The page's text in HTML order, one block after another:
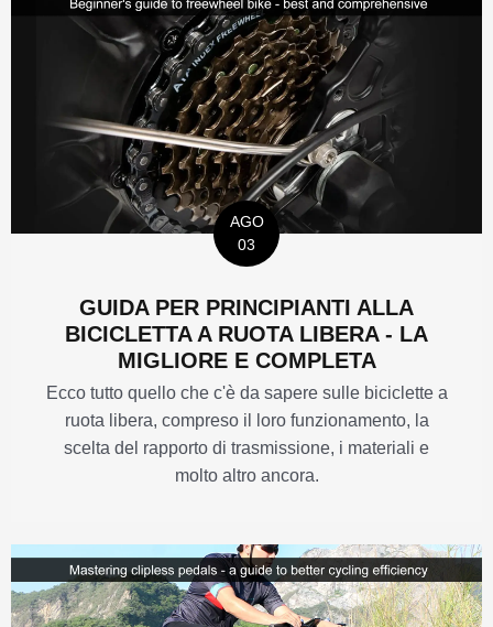
AGO
03
GUIDA PER PRINCIPIANTI ALLA
BICICLETTA A RUOTA LIBERA - LA
MIGLIORE E COMPLETA
Ecco tutto quello che c'è da sapere sulle biciclette a
ruota libera, compreso il loro funzionamento, la
scelta del rapporto di trasmissione, i materiali e
molto altro ancora.